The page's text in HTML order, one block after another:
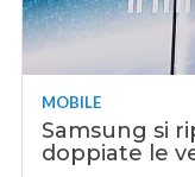
MOBILE
Samsung si
doppiate le